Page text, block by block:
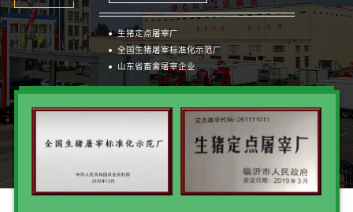
生猪定点屠宰厂
全国生猪屠宰标准化示范厂
山东省畜禽屠宰企业